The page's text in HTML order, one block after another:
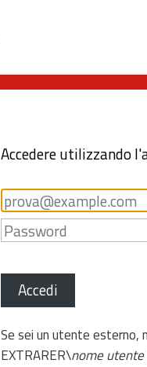
Accedere utilizzando
Accedi
Se sei un utente esterno,
EXTRARER\nome utente